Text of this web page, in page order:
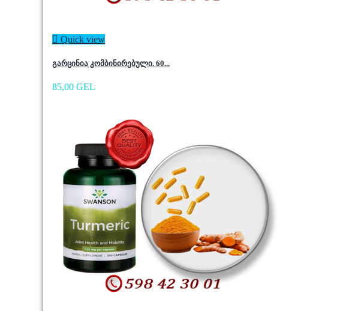
 Quick view
გარცინია კომბინირებული. 60...
85,00 GEL